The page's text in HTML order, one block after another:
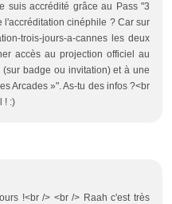
suis accrédité grâce au Pass "3
l'accréditation cinéphile ? Car sur
trois-jours-a-cannes les deux
accès au projection officiel au
badge ou invitation) et à une
Arcades »". As-tu des infos ?<br
! :)
!<br /> <br /> Raah c'est très